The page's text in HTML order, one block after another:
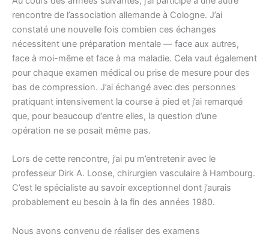
rencontre de l’association allemande à Cologne. J’ai
constaté une nouvelle fois combien ces échanges
nécessitent une préparation mentale — face aux autres,
face à moi-même et face à ma maladie. Cela vaut également
pour chaque examen médical ou prise de mesure pour des
bas de compression. J’ai échangé avec des personnes
pratiquant intensivement la course à pied et j’ai remarqué
que, pour beaucoup d’entre elles, la question d’une
opération ne se posait même pas.
Lors de cette rencontre, j’ai pu m’entretenir avec le
professeur Dirk A. Loose, chirurgien vasculaire à Hambourg.
C’est le spécialiste au savoir exceptionnel dont j’aurais
probablement eu besoin à la fin des années 1980.
Nous avons convenu de réaliser des examens